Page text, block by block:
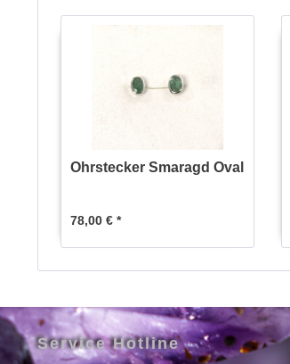
Ohrstecker Smaragd Oval
78,00 € *
Service Hotline